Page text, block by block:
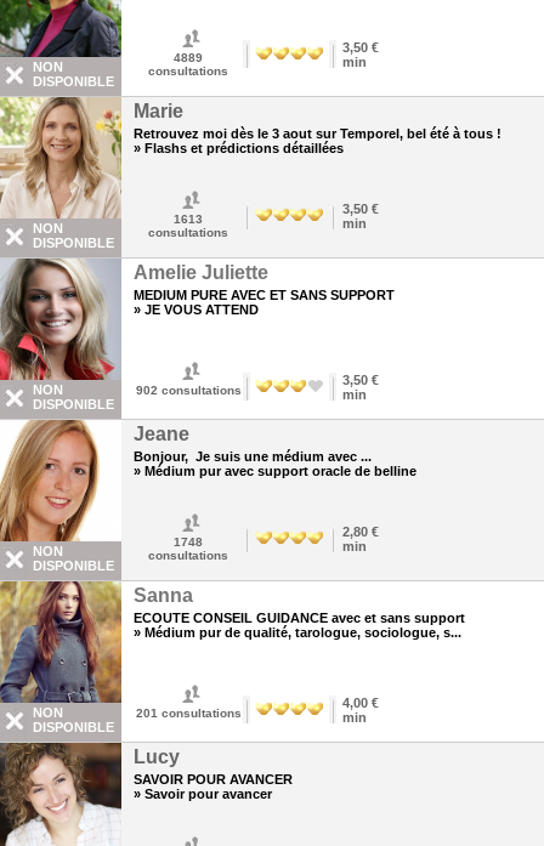
NON
DISPONIBLE
4889
consultations
3,50 €
min
NON
DISPONIBLE
Marie
Retrouvez moi dès le 3 aout sur Temporel, bel été à tous !
» Flashs et prédictions détaillées
1613
consultations
3,50 €
min
NON
DISPONIBLE
Amelie Juliette
MEDIUM PURE AVEC ET SANS SUPPORT
» JE VOUS ATTEND
902 consultations
3,50 €
min
NON
DISPONIBLE
Jeane
Bonjour, Je suis une médium avec ...
» Médium pur avec support oracle de belline
1748
consultations
2,80 €
min
NON
DISPONIBLE
Sanna
ECOUTE CONSEIL GUIDANCE avec et sans support
» Médium pur de qualité, tarologue, sociologue, s...
201 consultations
4,00 €
min
Lucy
SAVOIR POUR AVANCER
» Savoir pour avancer